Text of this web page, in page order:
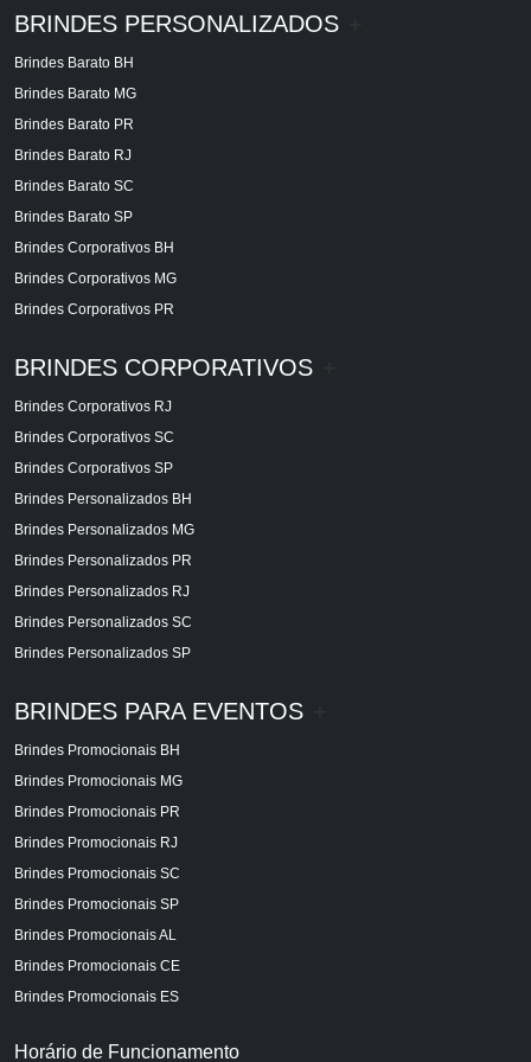
BRINDES PERSONALIZADOS
Brindes Barato BH
Brindes Barato MG
Brindes Barato PR
Brindes Barato RJ
Brindes Barato SC
Brindes Barato SP
Brindes Corporativos BH
Brindes Corporativos MG
Brindes Corporativos PR
BRINDES CORPORATIVOS
Brindes Corporativos RJ
Brindes Corporativos SC
Brindes Corporativos SP
Brindes Personalizados BH
Brindes Personalizados MG
Brindes Personalizados PR
Brindes Personalizados RJ
Brindes Personalizados SC
Brindes Personalizados SP
BRINDES PARA EVENTOS
Brindes Promocionais BH
Brindes Promocionais MG
Brindes Promocionais PR
Brindes Promocionais RJ
Brindes Promocionais SC
Brindes Promocionais SP
Brindes Promocionais AL
Brindes Promocionais CE
Brindes Promocionais ES
Horário de Funcionamento